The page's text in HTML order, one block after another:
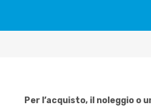
Per l’acquisto, il noleggio o